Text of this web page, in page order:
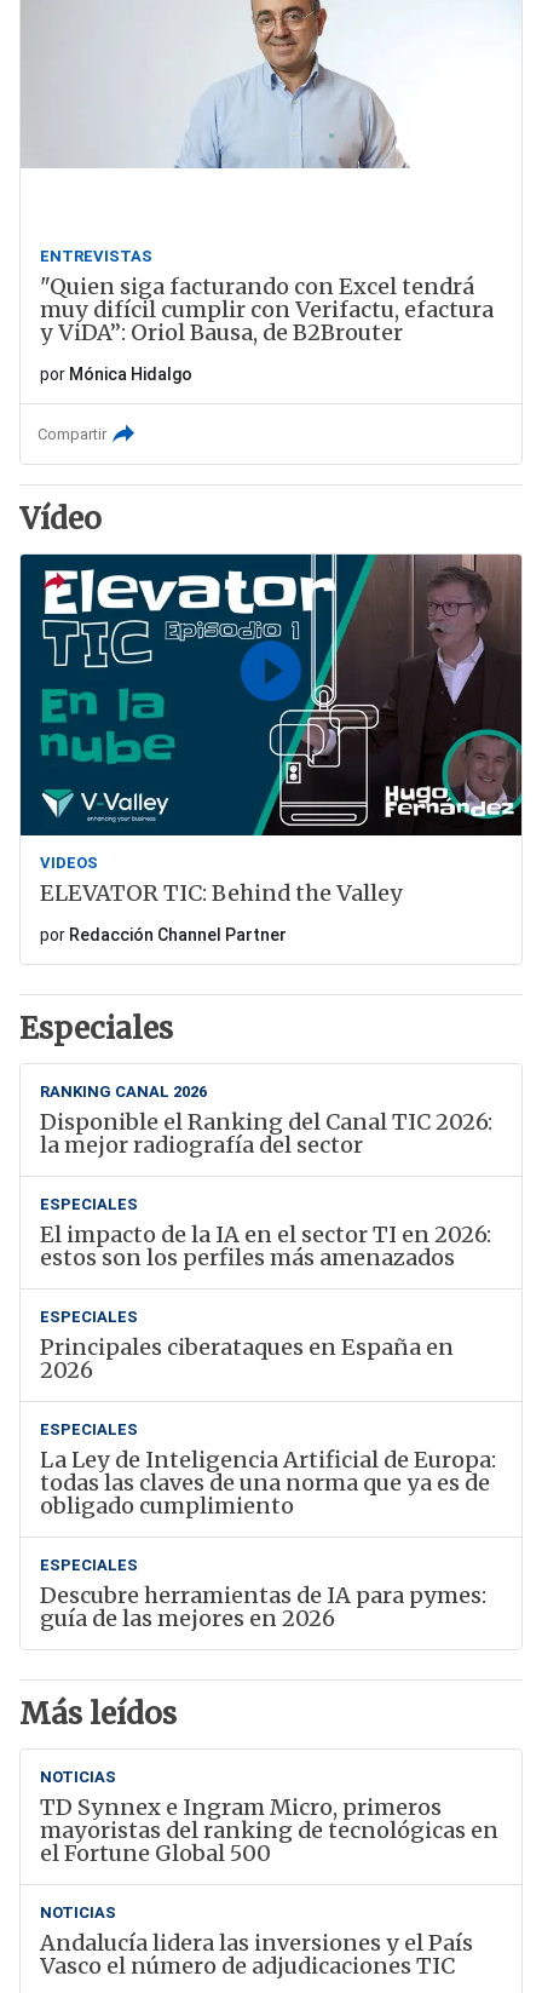
ENTREVISTAS
"Quien siga facturando con Excel tendrá
muy difícil cumplir con Verifactu, efactura
y ViDA”: Oriol Bausa, de B2Brouter
por Mónica Hidalgo
Compartir
Vídeo
VIDEOS
ELEVATOR TIC: Behind the Valley
por Redacción Channel Partner
Especiales
RANKING CANAL 2026
Disponible el Ranking del Canal TIC 2026:
la mejor radiografía del sector
ESPECIALES
El impacto de la IA en el sector TI en 2026:
estos son los perfiles más amenazados
ESPECIALES
Principales ciberataques en España en
2026
ESPECIALES
La Ley de Inteligencia Artificial de Europa:
todas las claves de una norma que ya es de
obligado cumplimiento
ESPECIALES
Descubre herramientas de IA para pymes:
guía de las mejores en 2026
Más leídos
NOTICIAS
TD Synnex e Ingram Micro, primeros
mayoristas del ranking de tecnológicas en
el Fortune Global 500
NOTICIAS
Andalucía lidera las inversiones y el País
Vasco el número de adjudicaciones TIC